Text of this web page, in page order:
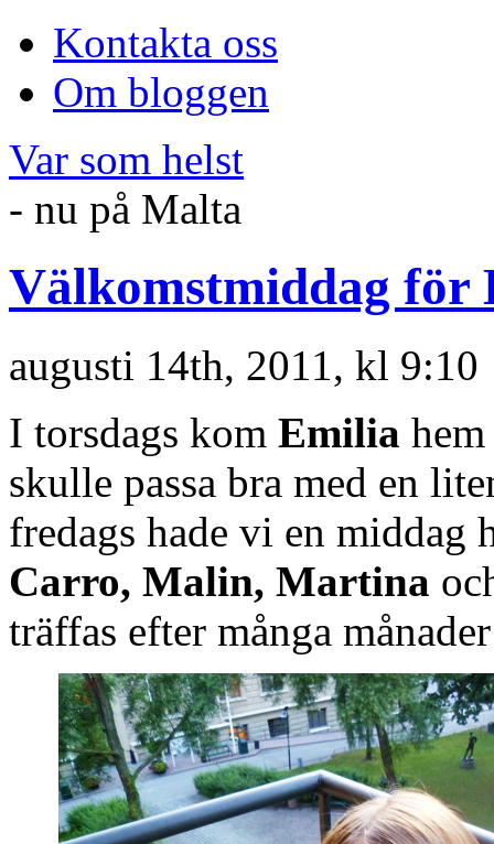
Kontakta oss
Om bloggen
Var som helst
- nu på Malta
Välkomstmiddag för
augusti 14th, 2011, kl 9:10
I torsdags kom Emilia
skulle passa bra med en
fredags hade vi en middag
Carro, Malin, Martina
träffas efter många